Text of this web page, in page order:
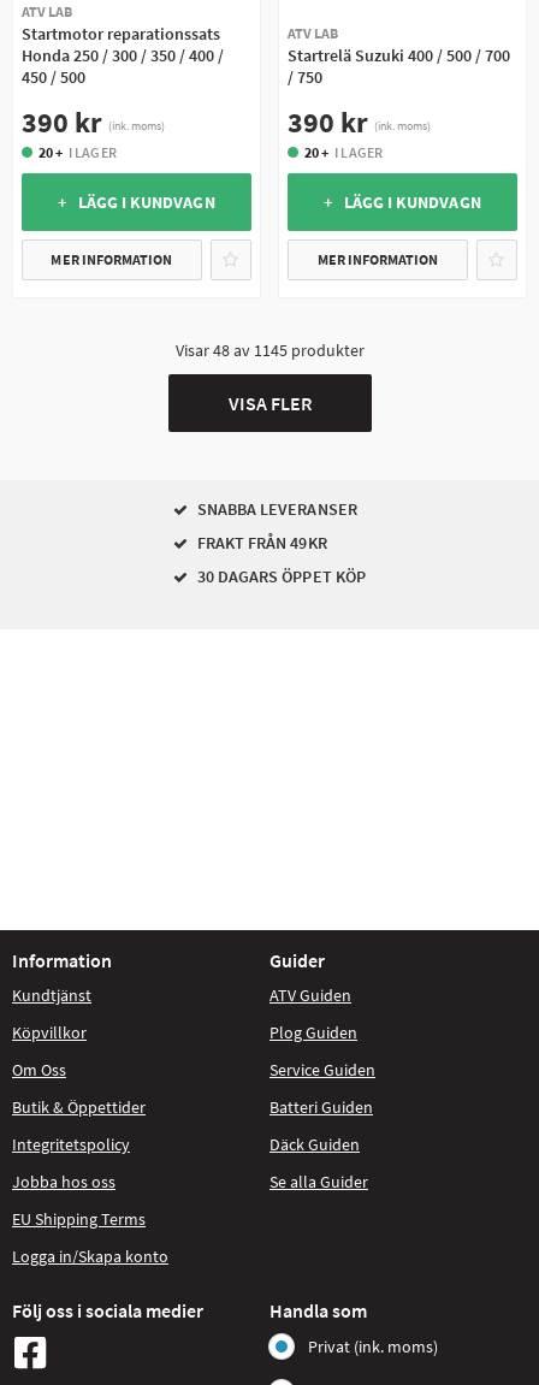
ATV LAB
Startmotor reparationssats
Honda 250 / 300 / 350 / 400 /
450 / 500
390 kr (ink. moms)
20 + I LAGER
+ LÄGG I KUNDVAGN
MER INFORMATION
ATV LAB
Startrelä Suzuki 400 / 500 / 700
/ 750
390 kr (ink. moms)
20 + I LAGER
+ LÄGG I KUNDVAGN
MER INFORMATION
Visar48av 1145produkter
VISA FLER
SNABBA LEVERANSER
FRAKT FRÅN 49KR
30 DAGARS ÖPPET KÖP
Information
Kundtjänst
Köpvillkor
Om Oss
Butik & Öppettider
Integritetspolicy
Jobba hos oss
EU Shipping Terms
Logga in/Skapa konto
Guider
ATV Guiden
Plog Guiden
Service Guiden
Batteri Guiden
Däck Guiden
Se alla Guider
Följ oss i sociala medier Handla som
Privat (ink. moms)